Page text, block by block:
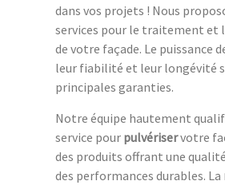
dans vos projets ! Nous
services pour le traitement et
de votre façade. Le puissance
leur fiabilité et leur longévité
principales garanties.
Notre équipe hautement
service pour pulvériservotre
des produits offrant une
des performances durables. La